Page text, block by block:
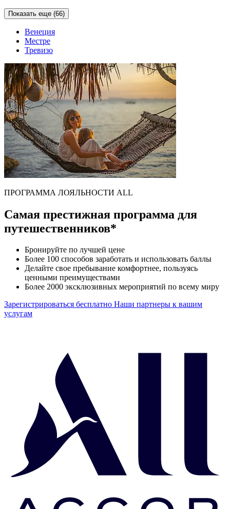
Показать еще (66)
Венеция
Местре
Тревизо
ПРОГРАММА ЛОЯЛЬНОСТИ ALL
Самая престижная программа для
путешественников*
Бронируйте по лучшей цене
Более 100 способов заработать и использовать баллы
Делайте свое пребывание комфортнее, пользуясь
ценными преимуществами
Более 2000 эксклюзивных мероприятий по всему миру
Зарегистрироваться бесплатно Наши партнеры к вашим
услугам